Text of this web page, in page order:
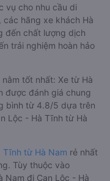
vụ cho nhu cầu di
các hãng xe khách Hà
đến chất lượng dịch
trải nghiệm hoàn hảo
tốt nhất: Xe từ Hà
được đánh giá chung
bình từ 4.8/5 dựa trên
Lộc - Hà Tĩnh từ Hà
Tĩnh từ Hà Nam rẻ nhất
Tùy thuộc vào
Nam đi Can Lộc - Hà